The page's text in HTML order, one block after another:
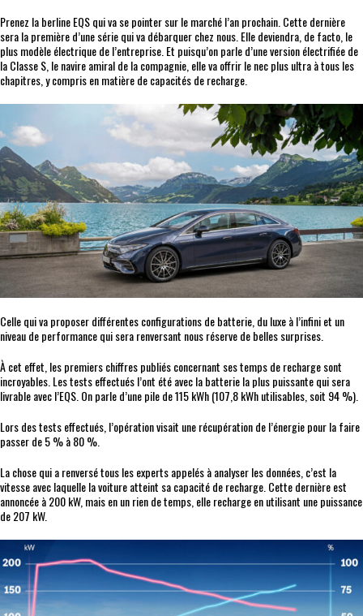
Prenez la berline EQS qui va se pointer sur le marché l’an prochain. Cette dernière
sera la première d’une série qui va débarquer chez nous. Elle deviendra, de facto, le
plus modèle électrique de l’entreprise. Et puisqu’on parle d’une version électrifiée de
la Classe S, le navire amiral de la compagnie, elle va offrir le nec plus ultra à tous les
chapitres, y compris en matière de capacités de recharge.
Celle qui va proposer différentes configurations de batterie, du luxe à l’infini et un
niveau de performance qui sera renversant nous réserve de belles surprises.
À cet effet, les premiers chiffres publiés concernant ses temps de recharge sont
incroyables. Les tests effectués l’ont été avec la batterie la plus puissante qui sera
livrable avec l’EQS. On parle d’une pile de 115 kWh (107,8 kWh utilisables, soit 94 %).
Lors des tests effectués, l’opération visait une récupération de l’énergie pour la faire
passer de 5 % à 80 %.
La chose qui a renversé tous les experts appelés à analyser les données, c’est la
vitesse avec laquelle la voiture atteint sa capacité de recharge. Cette dernière est
annoncée à 200 kW, mais en un rien de temps, elle recharge en utilisant une puissance
de 207 kW.